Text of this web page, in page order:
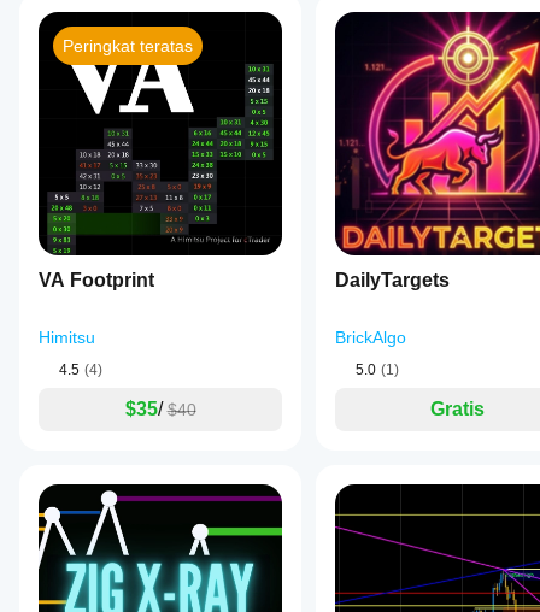
Peringkat teratas
VA Footprint
Himitsu
4.5 (4)
$35/ $40
DailyTargets
BrickAlgo
5.0 (1)
Gratis